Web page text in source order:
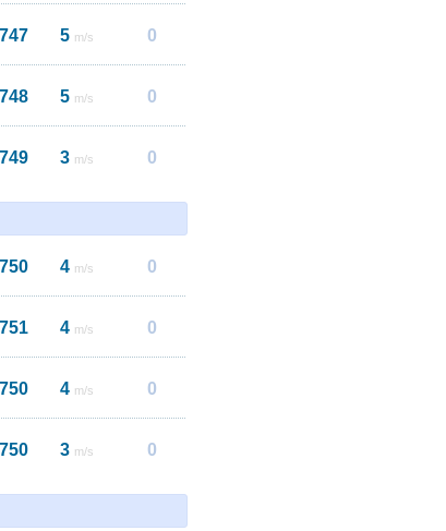
747 5 m/s 0
748 5 m/s 0
749 3 m/s 0
750 4 m/s 0
751 4 m/s 0
750 4 m/s 0
750 3 m/s 0